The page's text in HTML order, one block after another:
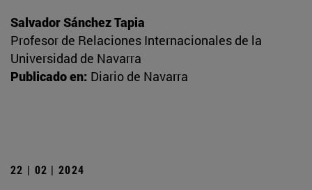
Salvador Sánchez Tapia
Profesor de Relaciones Internacionales de la
Universidad de Navarra
Publicado en: Diario de Navarra
22 | 02 | 2024